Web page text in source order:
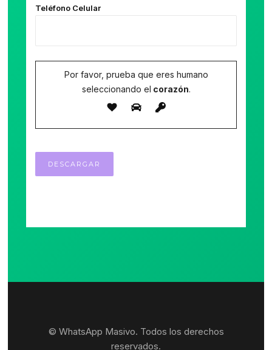
Teléfono Celular
Por favor, prueba que eres humano
seleccionando el corazón.
© WhatsApp Masivo. Todos los derechos
reservados.